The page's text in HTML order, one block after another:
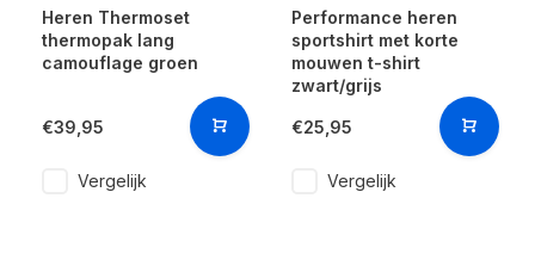
Heren Thermoset
thermopak lang
camouflage groen
€39,95
Vergelijk
Performance heren
sportshirt met korte
mouwen t-shirt
zwart/grijs
€25,95
Vergelijk